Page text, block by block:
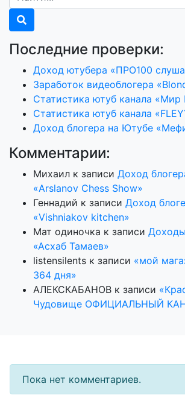
Последние проверки:
Доход ютубера «ПРО100
Заработок видеоблогера
Статистика ютуб канала «Мир
Статистика ютуб канала
Доход блогера на Ютубе
Комментарии:
Михаил к записи Доход
«Arslanov Chess Show»
Геннадий к записи Доход
«Vishniakov kitchen»
Мат одиночка к записи
«Асхаб Тамаев»
listensilents к записи «мой
364 дня»
АЛЕКСКАБАНОВ к записи
Чудовище ОФИЦИАЛЬНЫЙ
Пока нет комментариев.